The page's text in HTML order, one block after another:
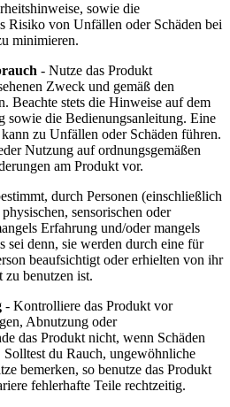
sowie die
Risiko von Unfällen oder Schäden bei
minimieren.
- Nutze das Produkt
Zweck und gemäß den
Beachte stets die Hinweise auf dem
sowie die Bedienungsanleitung. Eine
zu Unfällen oder Schäden führen.
Nutzung auf ordnungsgemäßen
am Produkt vor.
durch Personen (einschließlich
sensorischen oder
Erfahrung und/oder mangels
sei denn, sie werden durch eine für
beaufsichtigt oder erhielten von ihr
zu benutzen ist.
- Kontrolliere das Produkt vor
Abnutzung oder
das Produkt nicht, wenn Schäden
du Rauch, ungewöhnliche
bemerken, so benutze das Produkt
fehlerhafte Teile rechtzeitig.